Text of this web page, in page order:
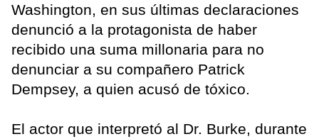
Washington, en sus últimas declaraciones
denunció a la protagonista de haber
recibido una suma millonaria para no
denunciar a su compañero Patrick
Dempsey, a quien acusó de tóxico.
El actor que interpretó al Dr. Burke, durante